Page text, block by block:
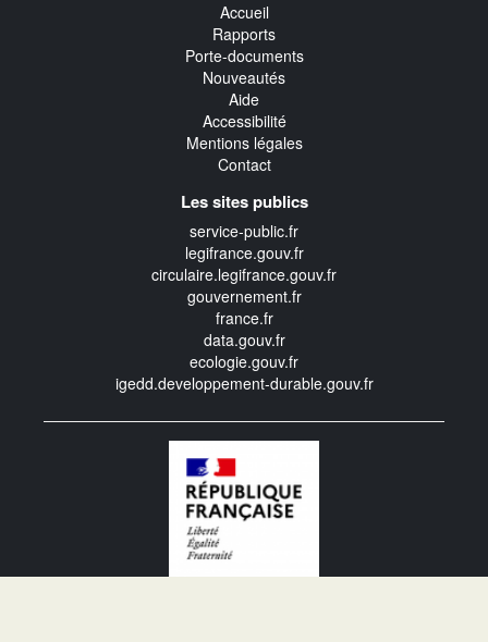
Accueil
Rapports
Porte-documents
Nouveautés
Aide
Accessibilité
Mentions légales
Contact
Les sites publics
service-public.fr
legifrance.gouv.fr
circulaire.legifrance.gouv.fr
gouvernement.fr
france.fr
data.gouv.fr
ecologie.gouv.fr
igedd.developpement-durable.gouv.fr